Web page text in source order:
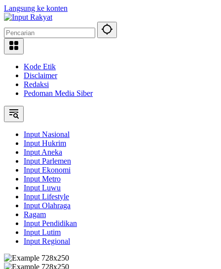
Langsung ke konten
Kode Etik
Disclaimer
Redaksi
Pedoman Media Siber
Input Nasional
Input Hukrim
Input Aneka
Input Parlemen
Input Ekonomi
Input Metro
Input Luwu
Input Lifestyle
Input Olahraga
Ragam
Input Pendidikan
Input Lutim
Input Regional